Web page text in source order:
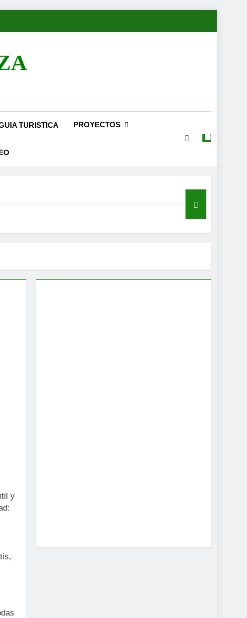
TURISTICA PROYECTOS
y